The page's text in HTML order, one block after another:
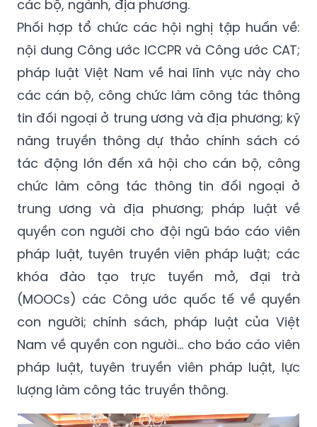
nội dung Công ước ICCPR và Công ước CAT;
pháp luật Việt Nam về hai lĩnh vực này cho
các cán bộ, công chức làm công tác thông
tin đối ngoại ở trung ương và địa phương; kỹ
năng truyền thông dự thảo chính sách có
tác động lớn đến xã hội cho cán bộ, công
chức làm công tác thông tin đối ngoại ở
trung ương và địa phương; pháp luật về
quyền con người cho đội ngũ báo cáo viên
pháp luật, tuyên truyền viên pháp luật; các
khóa đào tạo trực tuyến mở, đại trà
(MOOCs) các Công ước quốc tế về quyền
con người; chính sách, pháp luật của Việt
Nam về quyền con người… cho báo cáo viên
pháp luật, tuyên truyền viên pháp luật, lực
lượng làm công tác truyền thông.